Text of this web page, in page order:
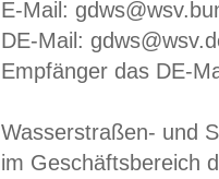
E-Mail:
DE-Mail:
Empfänger das DE-
Wasserstraßen- und
im Geschäftsbereich